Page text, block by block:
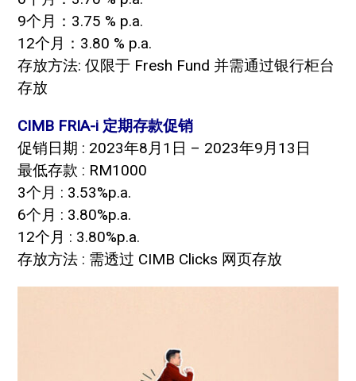
9个月：3.75 % p.a.
12个月：3.80 % p.a.
存放方法: 仅限于 Fresh Fund 并需通过银行柜台
存放
CIMB FRIA-i 定期存款促销
促销日期 : 2023年8月1日 – 2023年9月13日
最低存款 : RM1000
3个月 : 3.53%p.a.
6个月 : 3.80%p.a.
12个月 : 3.80%p.a.
存放方法 : 需透过 CIMB Clicks 网页存放